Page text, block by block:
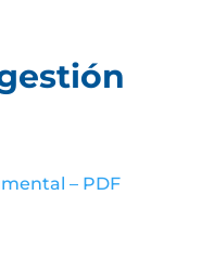
– PDF